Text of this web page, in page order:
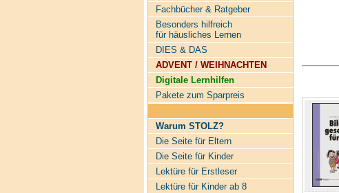
Fachbücher & Ratgeber
Besonders hilfreich
für häusliches Lernen
DIES & DAS
ADVENT / WEIHNACHTEN
Digitale Lernhilfen
Pakete zum Sparpreis
Warum STOLZ?
Die Seite für Eltern
Die Seite für Kinder
Lektüre für Erstleser
Lektüre für Kinder ab 8